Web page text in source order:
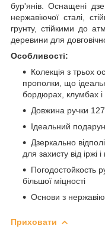
бур'янів. Оснащені
нержавіючої сталі,
грунту, стійкими до
деревини для
Особливості:
Колекція з трьох
прополки, що
бордюрах, клумбах і
Довжина ручки
Ідеальний
Дзеркально
для захисту від іржі
Погодостойкость
більшої міцності
Основи з
Приховати